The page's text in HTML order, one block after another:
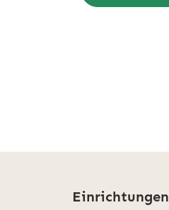
Einrichtungen